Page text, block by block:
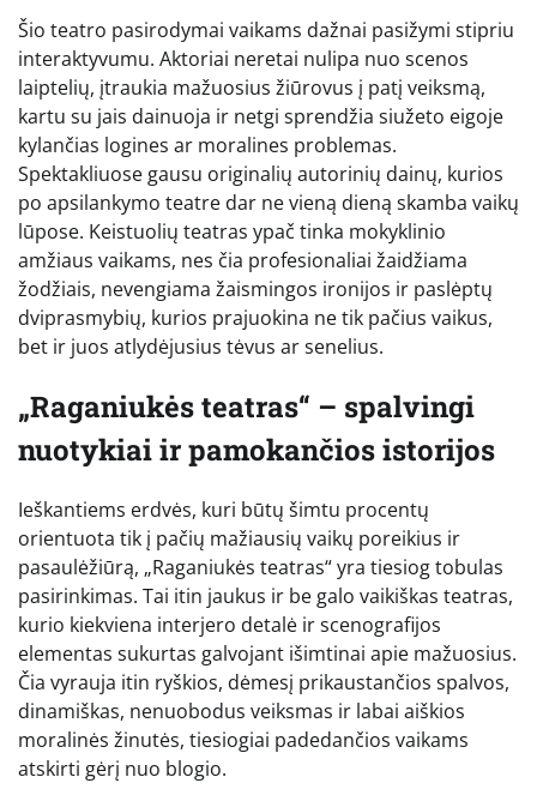
Šio teatro pasirodymai vaikams dažnai pasižymi stipriu
interaktyvumu. Aktoriai neretai nulipa nuo scenos
laiptelių, įtraukia mažuosius žiūrovus į patį veiksmą,
kartu su jais dainuoja ir netgi sprendžia siužeto eigoje
kylančias logines ar moralines problemas.
Spektakliuose gausu originalių autorinių dainų, kurios
po apsilankymo teatre dar ne vieną dieną skamba vaikų
lūpose. Keistuolių teatras ypač tinka mokyklinio
amžiaus vaikams, nes čia profesionaliai žaidžiama
žodžiais, nevengiama žaismingos ironijos ir paslėptų
dviprasmybių, kurios prajuokina ne tik pačius vaikus,
bet ir juos atlydėjusius tėvus ar senelius.
„Raganiukės teatras“ – spalvingi
nuotykiai ir pamokančios istorijos
Ieškantiems erdvės, kuri būtų šimtu procentų
orientuota tik į pačių mažiausių vaikų poreikius ir
pasaulėžiūrą, „Raganiukės teatras“ yra tiesiog tobulas
pasirinkimas. Tai itin jaukus ir be galo vaikiškas teatras,
kurio kiekviena interjero detalė ir scenografijos
elementas sukurtas galvojant išimtinai apie mažuosius.
Čia vyrauja itin ryškios, dėmesį prikaustančios spalvos,
dinamiškas, nenuobodus veiksmas ir labai aiškios
moralinės žinutės, tiesiogiai padedančios vaikams
atskirti gėrį nuo blogio.